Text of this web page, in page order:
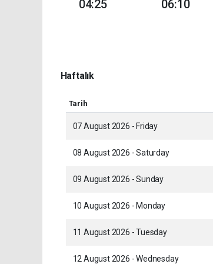
04:25 06:10
Haftalık
Tarih
07 August 2026 - Friday
08 August 2026 - Saturday
09 August 2026 - Sunday
10 August 2026 - Monday
11 August 2026 - Tuesday
12 August 2026 - Wednesday